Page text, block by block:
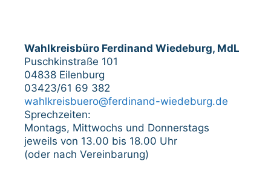
Wahlkreisbüro Ferdinand Wiedeburg, MdL
Puschkinstraße 101
04838 Eilenburg
03423/61 69 382
wahlkreisbuero@ferdinand-wiedeburg.de
Sprechzeiten:
Montags, Mittwochs und Donnerstags
jeweils von 13.00 bis 18.00 Uhr
(oder nach Vereinbarung)